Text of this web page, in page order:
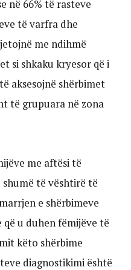
në 66% të rasteve
të varfra dhe
me ndihmë
si shkaku kryesor që i
aksesojnë shërbimet
të grupuara në zona
me aftësi të
të vështirë të
e shërbimeve
u duhen fëmijëve të
këto shërbime
diagnostikimi është